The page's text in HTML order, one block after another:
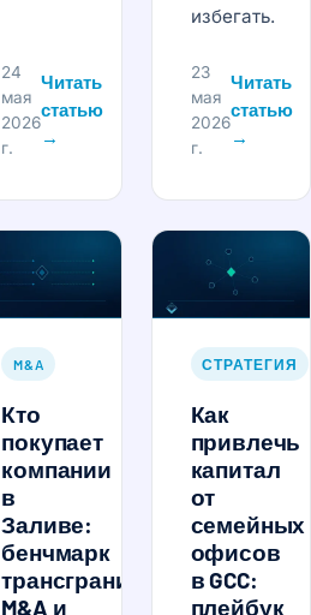
24
мая
2026
г.
Читать
статью
→
избегать.
23
мая
2026
г.
Читать
статью
→
M&A
Кто
покупает
компании
в
Заливе:
бенчмарк
трансграничных
M&A и
СТРАТЕГИЯ
Как
привлечь
капитал
от
семейных
офисов
в GCC:
плейбук